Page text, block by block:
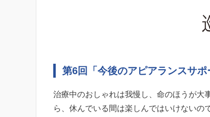
第6回「今後のアピアランスサポ
治療中のおしゃれは我慢し、命のほうが大
ら、休んでいる間は楽しんではいけないの